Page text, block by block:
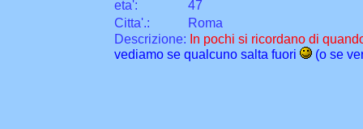
eta':
47
Citta'.:
Roma
Descrizione: In pochi si ricordano di
vediamo se qualcuno salta fuori
(o se